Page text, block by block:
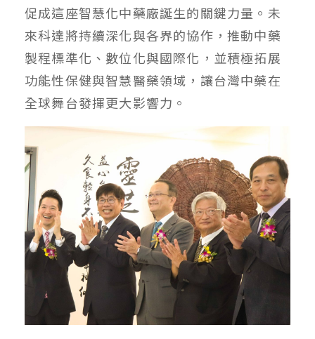
促成這座智慧化中藥廠誕生的關鍵力量。未
來科達將持續深化與各界的協作，推動中藥
製程標準化、數位化與國際化，並積極拓展
功能性保健與智慧醫藥領域，讓台灣中藥在
全球舞台發揮更大影響力。